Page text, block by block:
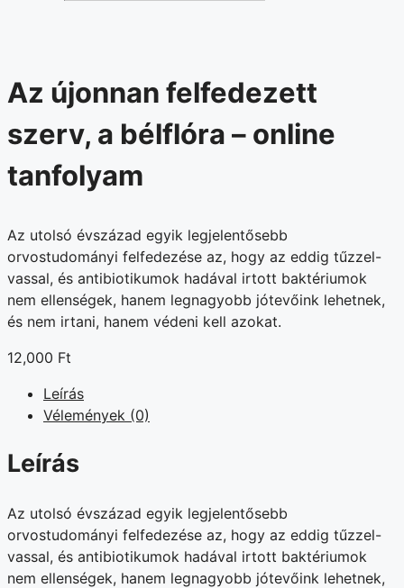
Az újonnan felfedezett
szerv, a bélflóra – online
tanfolyam
Az utolsó évszázad egyik legjelentősebb
orvostudományi felfedezése az, hogy az eddig tűzzel-
vassal, és antibiotikumok hadával irtott baktériumok
nem ellenségek, hanem legnagyobb jótevőink lehetnek,
és nem irtani, hanem védeni kell azokat.
12,000 Ft
Leírás
Vélemények (0)
Leírás
Az utolsó évszázad egyik legjelentősebb
orvostudományi felfedezése az, hogy az eddig tűzzel-
vassal, és antibiotikumok hadával irtott baktériumok
nem ellenségek, hanem legnagyobb jótevőink lehetnek,